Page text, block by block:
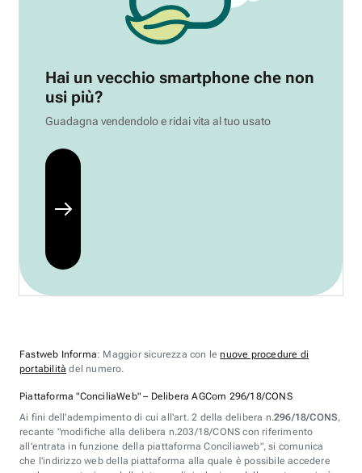
Hai un vecchio smartphone che non
usi più?
Guadagna vendendolo e ridai vita al tuo usato
Fastweb Informa: Maggior sicurezza con lenuove procedure di
portabilità del numero.
Piattaforma "ConciliaWeb" – Delibera AGCom 296/18/CONS
Ai fini dell'adempimento di cui all'art. 2 della delibera n.296/18/CONS,
recante "modifiche alla delibera n.203/18/CONS con riferimento
all'entrata in funzione della piattaforma Conciliaweb", si comunica
che l'indirizzo web della piattaforma alla quale è possibile accedere